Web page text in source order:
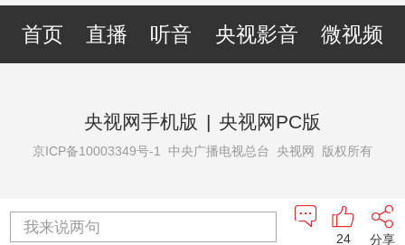
首页 直播 听音 央视影音 微视频
央视网手机版 | 央视网PC版
京ICP备10003349号-1 中央广播电视总台 央视网 版权所有
我来说两句
分享
24